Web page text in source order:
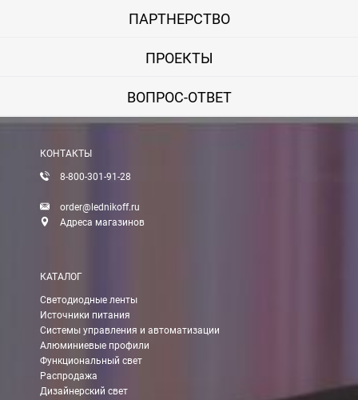
ПАРТНЕРСТВО
ПРОЕКТЫ
ВОПРОС-ОТВЕТ
КОНТАКТЫ
8-800-301-91-28
order@lednikoff.ru
Адреса магазинов
КАТАЛОГ
Светодиодные ленты
Источники питания
Системы управления и автоматизации
Алюминиевые профили
Функциональный свет
Распродажа
Дизайнерский свет